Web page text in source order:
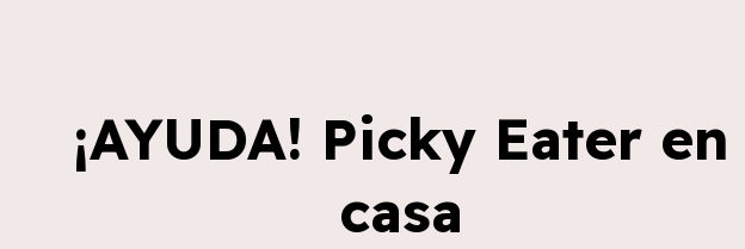
¡AYUDA! Picky Eater en
casa